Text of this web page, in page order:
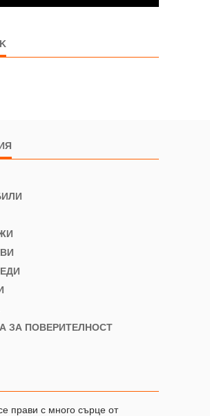
ЗА ПОВЕРИТЕЛНОСТ
прави с много сърце от